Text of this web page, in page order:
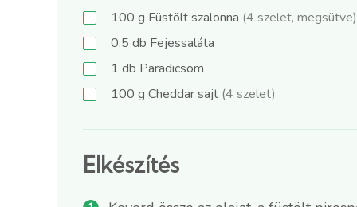
100 g Füstölt szalonna (4 szelet, megsütve)
0.5 db Fejessaláta
1 db Paradicsom
100 g Cheddar sajt (4 szelet)
Elkészítés